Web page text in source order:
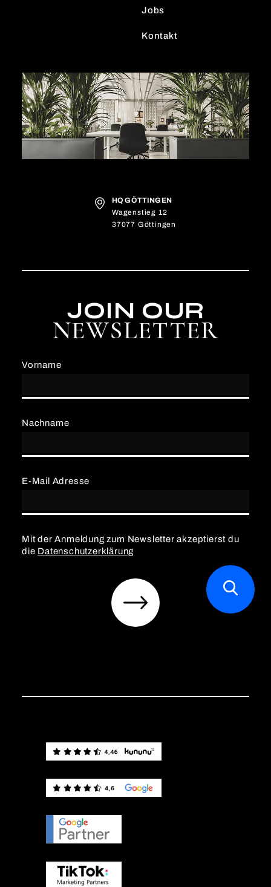
Jobs
Kontakt
HQ GÖTTINGEN
Wagenstieg 12
37077 Göttingen
JOIN OUR
NEWSLETTER
Vorname
E-Mail Adresse
Nachname
Mit der Anmeldung zum Newsletter akzeptierst du
die Datenschutzerklärung